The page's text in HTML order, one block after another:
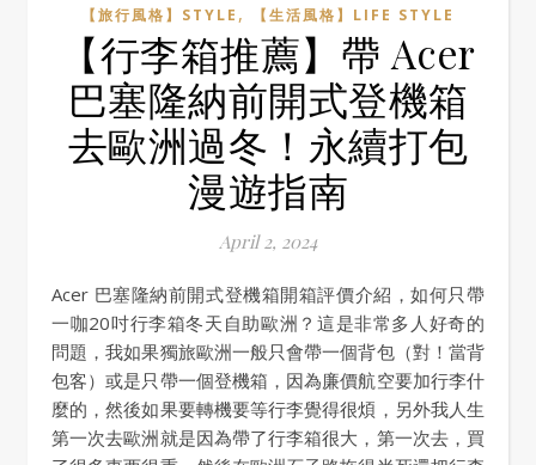
【旅行風格】STYLE , 【生活風格】LIFE STYLE
【行李箱推薦】帶 Acer
巴塞隆納前開式登機箱
去歐洲過冬！永續打包
漫遊指南
April 2, 2024
Acer 巴塞隆納前開式登機箱開箱評價介紹，如何只帶
一咖20吋行李箱冬天自助歐洲？這是非常多人好奇的
問題，我如果獨旅歐洲一般只會帶一個背包（對！當背
包客）或是只帶一個登機箱，因為廉價航空要加行李什
麼的，然後如果要轉機要等行李覺得很煩，另外我人生
第一次去歐洲就是因為帶了行李箱很大，第一次去，買